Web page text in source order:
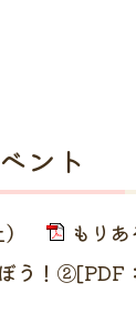
ント
）
もり
う！②[PDF